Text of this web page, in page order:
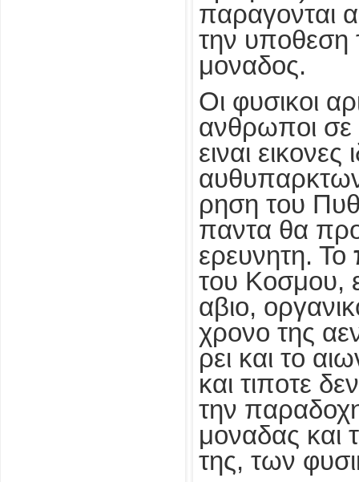
παραγονται
την υποθεση
μοναδος.
Οι φυσικοι
ανθρωποι σε
ειναι
ρηση του
παντα θα
ερευνητη. Το
του Κοσμου,
αβιο,
χρονο της
ρει και το
και τιποτε
την
μοναδας
της, των